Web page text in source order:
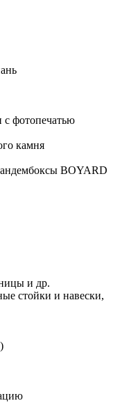
фотопечатью
камня
BOYARD
и др.
стойки и навески,